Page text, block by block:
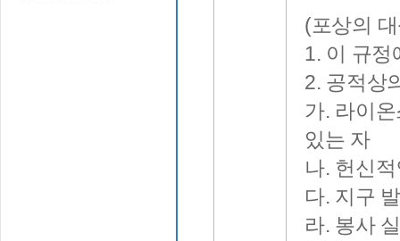
(포상의
1. 이 규정
2. 공적상
가. 라이
있는 자
나. 헌신
다. 지구
라. 봉사